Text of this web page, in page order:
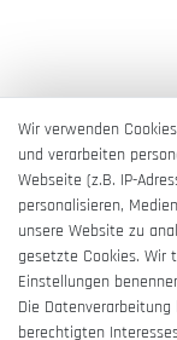
Wir verwenden
und verarbeiten
Webseite (z.B. IP-
personalisieren,
unsere Website zu
gesetzte Cookies.
Einstellungen
Die
berechtigten